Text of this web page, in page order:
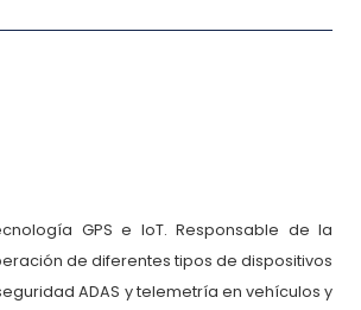
GPS e IoT. Responsable de la
de diferentes tipos de dispositivos
ADAS y telemetría en vehículos y